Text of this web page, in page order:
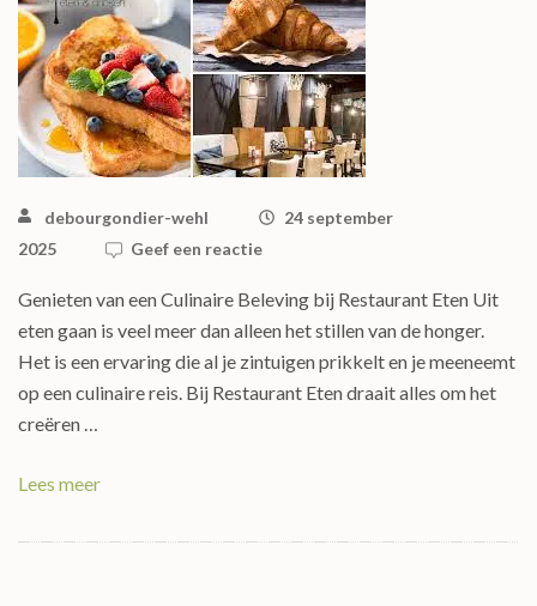
debourgondier-wehl
24 september
2025
Geef een reactie
Genieten van een Culinaire Beleving bij Restaurant Eten Uit
eten gaan is veel meer dan alleen het stillen van de honger.
Het is een ervaring die al je zintuigen prikkelt en je meeneemt
op een culinaire reis. Bij Restaurant Eten draait alles om het
creëren …
Lees meer